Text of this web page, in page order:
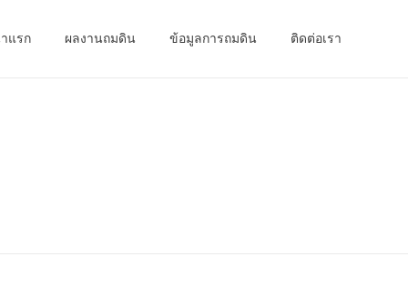
แรก ผลงานถมดิน ข้อมูลการถมดิน ติดต่อเรา